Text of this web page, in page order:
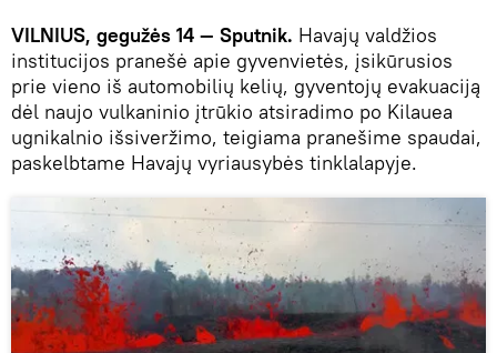
VILNIUS, gegužės 14 — Sputnik. Havajų valdžios
institucijos pranešė apie gyvenvietės, įsikūrusios
prie vieno iš automobilių kelių, gyventojų evakuaciją
dėl naujo vulkaninio įtrūkio atsiradimo po Kilauea
ugnikalnio išsiveržimo, teigiama pranešime spaudai,
paskelbtame Havajų vyriausybės tinklalapyje.